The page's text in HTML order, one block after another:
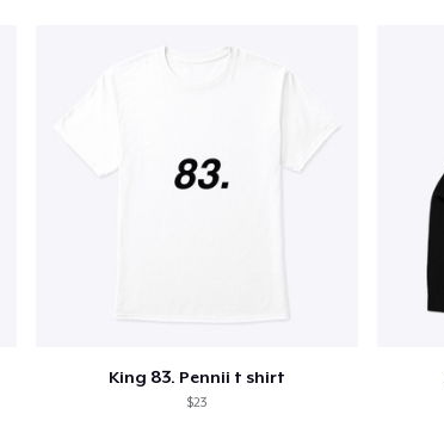
King 83. Pennii t shirt
$23